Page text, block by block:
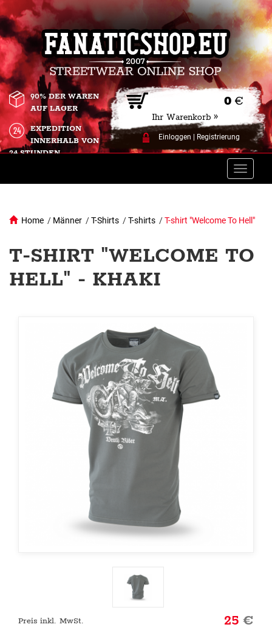
0 €
Ihr Warenkorb »
Einloggen Registrierung
90% DER WAREN
AUF LAGER
EXPEDITION
INNERHALB VON
24 STUNDEN.
Toggle
Home / Männer /T-Shirts /T-shirts /T-shirt "Welcome To Hell"
T-SHIRT "WELCOME TO
HELL" - KHAKI
Preis inkl. MwSt. 25€